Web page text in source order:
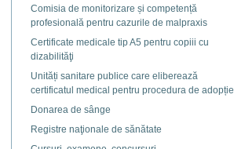
Comisia de monitorizare și competență
profesională pentru cazurile de malpraxis
Certificate medicale tip A5 pentru copiii cu
dizabilităţi
Unități sanitare publice care eliberează
certificatul medical pentru procedura de adopție
Donarea de sânge
Registre naţionale de sănătate